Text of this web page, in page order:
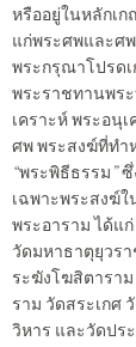
หรืออยู่ในหลักเ
แก่พระศพและศ
พระกรุณาโปรด
พระราชทานพร
เคราะห์ พระอนุ
ศพ พระสงฆ์ที่ทำ
“พระพิธีธรรม”
เฉพาะพระสงฆ์
พระอาราม ได้แ
วัดมหาธาตุยุวร
ระฆังโฆสิตารา
ราม วัดสระเกศ
วิหาร และวัดปร